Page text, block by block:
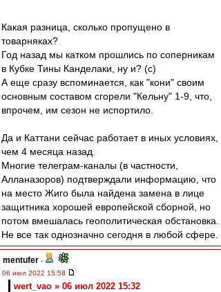
Какая разница, сколько пропущено в
товарняках?
Год назад мы катком прошлись по соперникам
в Кубке Тины Канделаки, ну и? (с)
А еще сразу вспоминается, как "кони" своим
основным составом сгорели "Кельну" 1-9, что,
впрочем, им сезон не испортило.
Да и Каттани сейчас работает в иных условиях,
чем 4 месяца назад.
Многие телеграм-каналы (в частности,
Алланазоров) подтверждали информацию, что
на место Жиго была найдена замена в лице
защитника хорошей европейской сборной, но
потом вмешалась геополитическая обстановка.
Не все так однозначно сегодня в любой сфере.
mentufer -
06 июл 2022 15:58
wert_vao » 06 июл 2022 15:32